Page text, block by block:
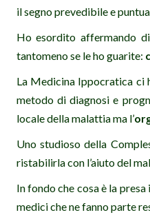
il segno prevedibile e
Ho esordito affermando
tantomeno se le ho guarite:
La Medicina Ippocratica ci
metodo di diagnosi e
locale della malattia ma l’
Uno studioso della
ristabilirla con l’aiuto del
In fondo che cosa è la
medici che ne fanno parte